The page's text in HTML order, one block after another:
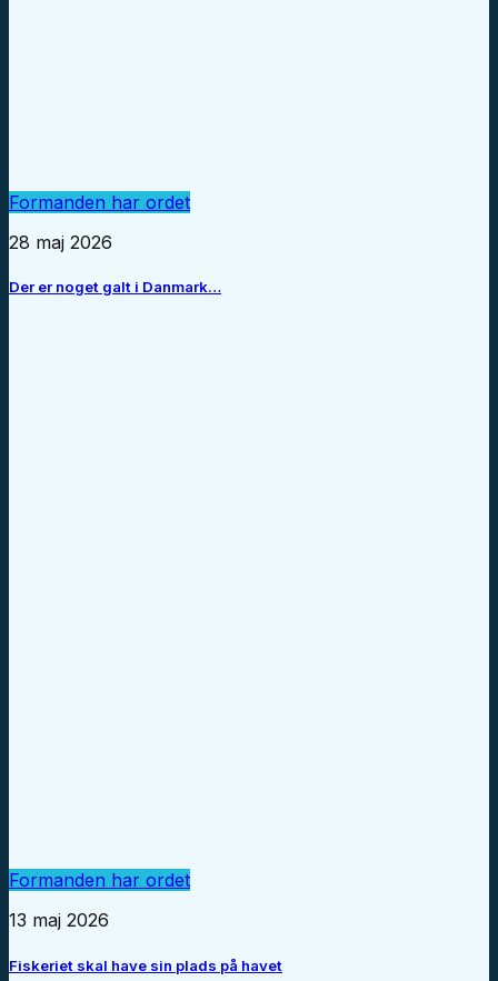
Formanden har ordet
28 maj 2026
Der er noget galt i Danmark…
Formanden har ordet
13 maj 2026
Fiskeriet skal have sin plads på havet